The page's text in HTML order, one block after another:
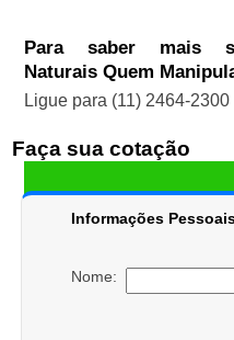
Para saber mais
Naturais Quem
Ligue para (11) 2464-2300
Faça sua cotação
Informações
Nome: